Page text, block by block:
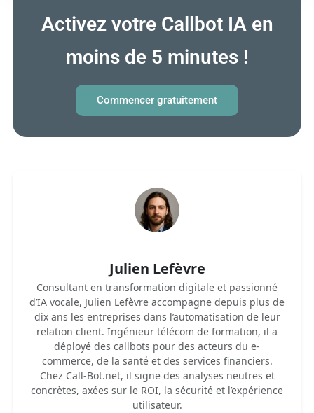
Activez votre Callbot IA en
moins de 5 minutes !
Commencer gratuitement
Julien Lefèvre
Consultant en transformation digitale et passionné
d’IA vocale, Julien Lefèvre accompagne depuis plus de
dix ans les entreprises dans l’automatisation de leur
relation client. Ingénieur télécom de formation, il a
déployé des callbots pour des acteurs du e-
commerce, de la santé et des services financiers.
Chez Call-Bot.net, il signe des analyses neutres et
concrètes, axées sur le ROI, la sécurité et l’expérience
utilisateur.